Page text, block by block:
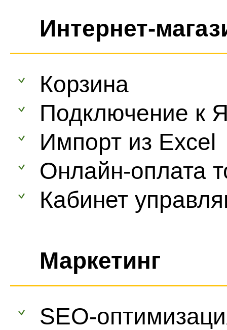
Интернет-
Корзина
Подключение к
Импорт из Excel
Онлайн-оплата
Кабинет
Маркетинг
SEO-